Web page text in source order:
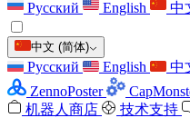
Русский English 中
中文 (简体)
Русский English
中
ZennoPoster
机器人商店
技术支持